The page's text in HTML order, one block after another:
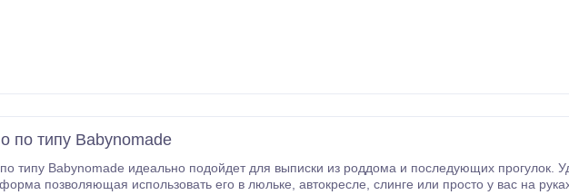
по типу Babynomade
типу Babynomade идеально подойдет для выписки из роддома и последующих прогулок.